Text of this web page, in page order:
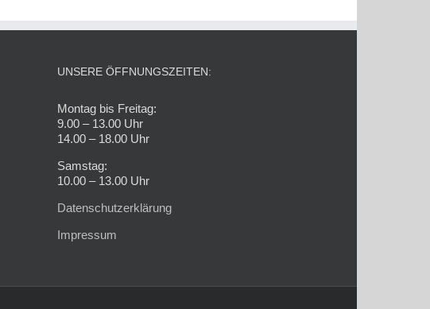
UNSERE ÖFFNUNGSZEITEN:
Montag bis Freitag:
9.00 – 13.00 Uhr
14.00 – 18.00 Uhr
Samstag:
10.00 – 13.00 Uhr
Datenschutzerklärung
Impressum